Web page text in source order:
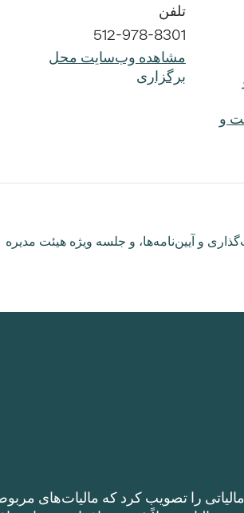
و
تلفن
512-978-8301
مشاهده وب‌سایت محل
برگزاری
و آیین‌نامه‌ها، و جلسه ویژه هیئت مدیره
را تصویب کرد که مالیات‌های